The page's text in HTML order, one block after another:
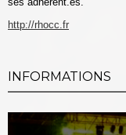
http://rhocc.fr
INFORMATIONS